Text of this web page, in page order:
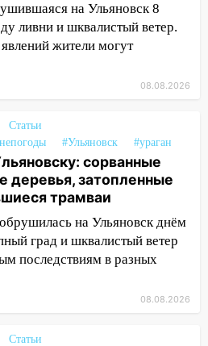
крушить
рухнуло на дом на
сорвал крышу с
Созидателей
бить по
трамвай
перекрыли
фото
на Ульяновск 8
ливни и шквалистый ветер.
жители могут
08.08.2026
Статьи
#Ульяновск #ураган
сорванные
деревья, затопленные
трамваи
на Ульяновск днём
град и шквалистый ветер
последствиям в разных
08.08.2026
Статьи